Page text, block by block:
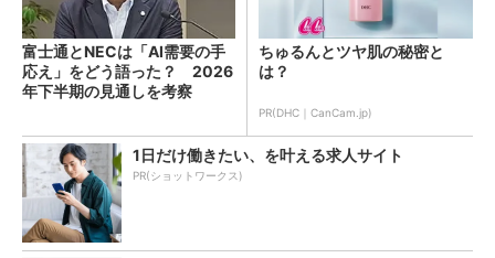
富士通とNECは「AI需要の手
応え」をどう語った？ 2026
年下半期の見通しを考察
ちゅるんとツヤ肌の秘密と
は？
PR(DHC｜CanCam.jp)
1日だけ働きたい、を叶える求人サイト
PR(ショットワークス)